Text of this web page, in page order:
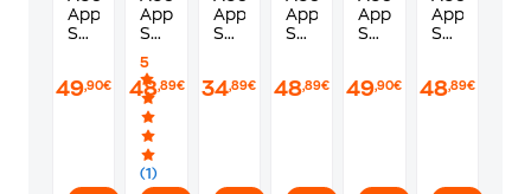
Apple
Sport
για
Clementine
49,90€
Apple
Sport
S/M
για
Apple
Watch
46mm
-
Anchor
5
(1)
48,89€
Apple
Sport
για
(PRODUCT)RED
34,89€
Apple
Sport
για
Purple
48,89€
Apple
Sport
για
Bright
49,90€
Apple
Sport
για
Sunshine
48,89€